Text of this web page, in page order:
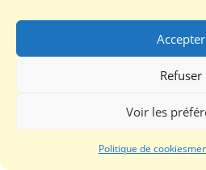
Accepter
Refuser
Voir les
Politique de cookies